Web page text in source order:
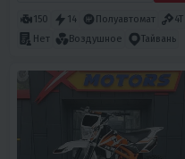
150 14 Полуавтомат
4T
Нет
Воздушное Тайвань